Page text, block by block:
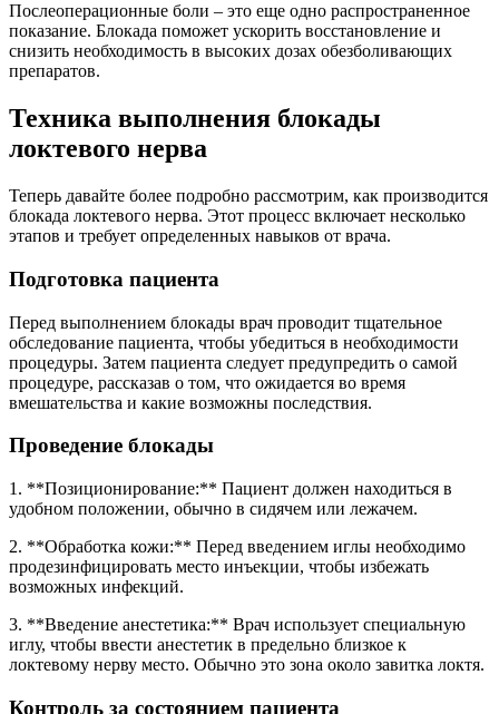
Послеоперационные боли – это еще одно распространенное
показание. Блокада поможет ускорить восстановление и
снизить необходимость в высоких дозах обезболивающих
препаратов.
Техника выполнения блокады
локтевого нерва
Теперь давайте более подробно рассмотрим, как производится
блокада локтевого нерва. Этот процесс включает несколько
этапов и требует определенных навыков от врача.
Подготовка пациента
Перед выполнением блокады врач проводит тщательное
обследование пациента, чтобы убедиться в необходимости
процедуры. Затем пациента следует предупредить о самой
процедуре, рассказав о том, что ожидается во время
вмешательства и какие возможны последствия.
Проведение блокады
1. **Позиционирование:** Пациент должен находиться в
удобном положении, обычно в сидячем или лежачем.
2. **Обработка кожи:** Перед введением иглы необходимо
продезинфицировать место инъекции, чтобы избежать
возможных инфекций.
3. **Введение анестетика:** Врач использует специальную
иглу, чтобы ввести анестетик в предельно близкое к
локтевому нерву место. Обычно это зона около завитка локтя.
Контроль за состоянием пациента